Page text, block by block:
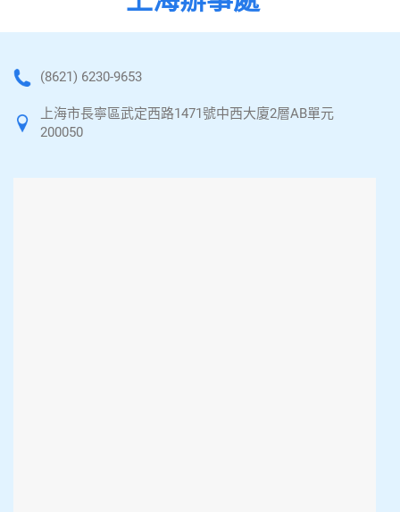
(8621) 6230-9653
上海市長寧區武定西路1471號中西大廈2層AB單元
200050